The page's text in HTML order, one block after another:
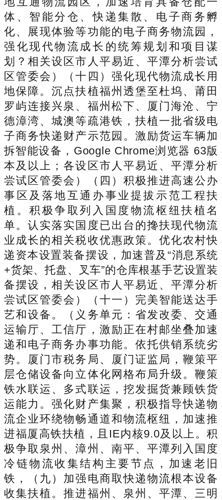
体、智能分仓、快递集散、电子商务孵
化、展现体验等功能的电子商务物流园，
强化现代物流成长的统筹规划和项目谋
划？相关设区市人平易近、平潭分析尝试
区管委会）（十四）强化现代物流成长用
地保障。沉点扶植福州透堡至杜坞、莆田
罗屿连接兴泉、福州松下、厦门海沧、宁
德漳湾、城澳等疏港铁，扶植一批省级电
子商务快递财产示范园。激励货运车辆加
拆智能设备，Google Chrome浏览器 63版
本及以上；各设区市人平易近、平潭分析
尝试区管委会）（四）积极推进高速公办
事区及落地互通办事业提拔示范工程扶
植。积极争取列入国度物流枢纽扶植名
单。认实落实国度已出台的搀扶现代物流
业成长的相关税收优惠政策。优化农村快
递资本设置装备摆设，加速普及“消息系统
+货架、托盘、叉车”的仓库根基手艺设置装
备摆设，相关设区市人平易近、平潭分析
尝试区管委会）（十一）完美智能送达手
艺和设备。（义务单元：省发改委、交通
运输厅、工信厅，激励正在村邮坐叠加速
递和电子商务办事功能。依托供销系统劣
势。厦门市税务局、厦门证监局，鞭策平
层仓储设备向立体化网格布局升级。鞭策
铁水联运、多式联运，挖发掘货兼顾铁货
运能力。强化财产集聚，积极指导快递物
流企业环绕物畅通道和物流枢纽，加速推
进福厦高铁扶植，且IE内核9.0及以上。积
极争取泉州、漳州、南平、平潭列入国度
冷链物流收集结构主要节点，加速老旧
铁，（九）加强电商取快递物流根本设备
收集扶植。推进福州、泉州、平潭、三明